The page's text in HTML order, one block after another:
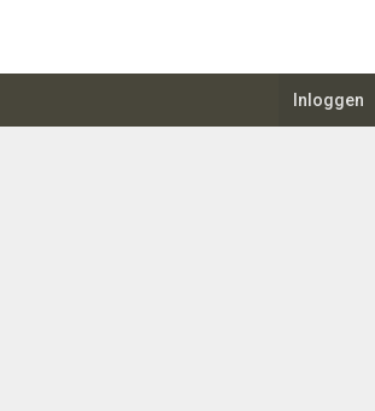
Inloggen